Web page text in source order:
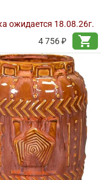
ожидается 18.08.26г.
4 756 ₽
shopping_cart